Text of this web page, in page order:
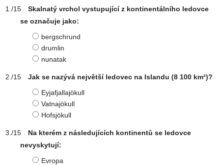
Skalnatý vrchol vystupující z kontinentálního ledovce
se označuje jako:
bergschrund
drumlin
nunatak
Jak se nazývá největší ledovec na Islandu (8 100 km²)?
Eyjafjallajökull
Vatnajökull
Hofsjökull
Na kterém z následujících kontinentů se ledovce
nevyskytují:
Evropa